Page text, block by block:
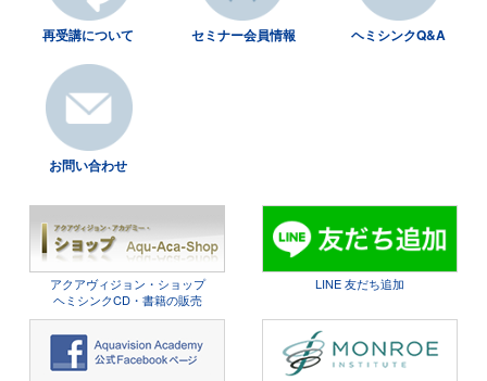
再受講について セミナー会員情報 ヘミシンクQ&A
お問い合わせ
アクアヴィジョン・ショップ
ヘミシンクCD・書籍の販売
LINE 友だち追加